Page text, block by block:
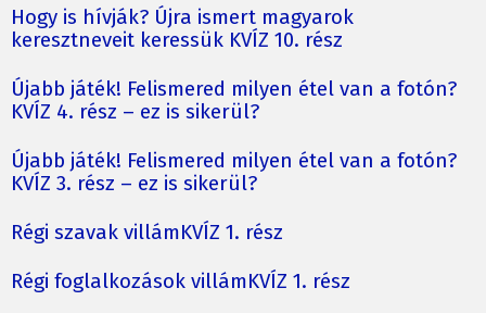
Hogy is hívják? Újra ismert magyarok
keresztneveit keressük KVÍZ 10. rész
Újabb játék! Felismered milyen étel van a fotón?
KVÍZ 4. rész – ez is sikerül?
Újabb játék! Felismered milyen étel van a fotón?
KVÍZ 3. rész – ez is sikerül?
Régi szavak villámKVÍZ 1. rész
Régi foglalkozások villámKVÍZ 1. rész